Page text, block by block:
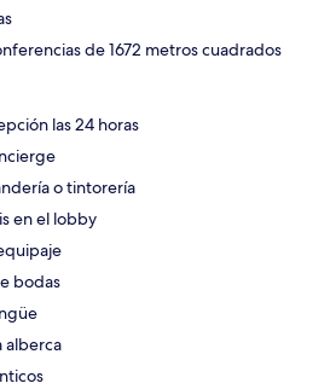
de 1672 metros cuadrados
las 24 horas
o tintorería
en el lobby
bodas
alberca